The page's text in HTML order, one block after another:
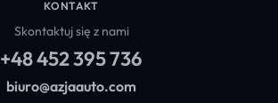
KONTAKT
Skontaktuj się z nami
+48 452 395 736
biuro@azjaauto.com